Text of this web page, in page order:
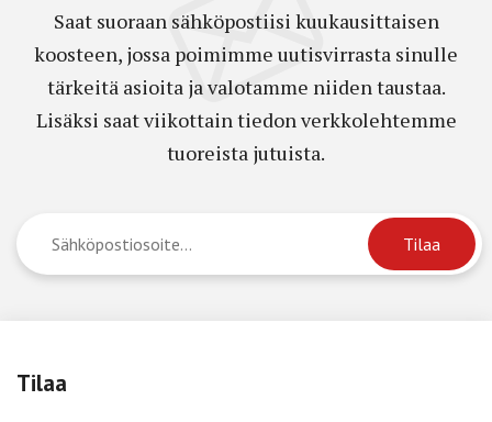
Saat suoraan sähköpostiisi kuukausittaisen
koosteen, jossa poimimme uutisvirrasta sinulle
tärkeitä asioita ja valotamme niiden taustaa.
Lisäksi saat viikottain tiedon verkkolehtemme
tuoreista jutuista.
Tilaa